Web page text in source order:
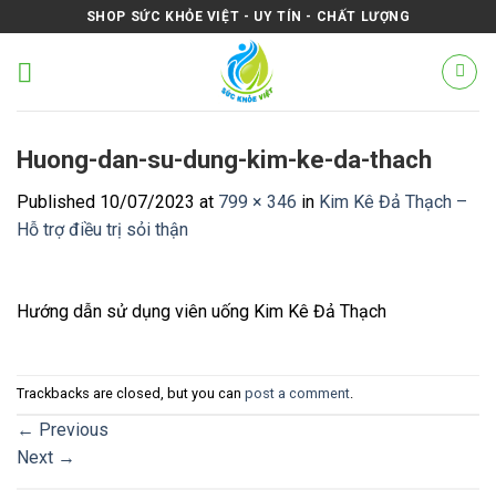
to
content
SHOP SỨC KHỎE VIỆT - UY TÍN - CHẤT LƯỢNG
Huong-dan-su-dung-kim-ke-da-thach
Published 10/07/2023 at 799 × 346 in Kim Kê Đả Thạch –
Hỗ trợ điều trị sỏi thận
Hướng dẫn sử dụng viên uống Kim Kê Đả Thạch
Trackbacks are closed, but you can post a comment.
← Previous
Next →